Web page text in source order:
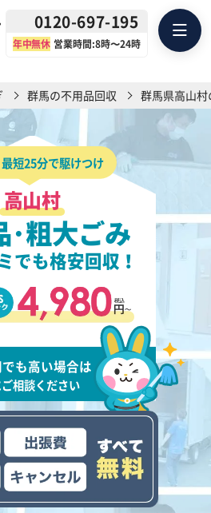
0120-697-195
年中無休 営業時間:8時〜24時
群馬の不用品回収 群馬県高山
短25分で駆けつけ
高山村
･粗大ごみ
でも格安回収！
も高い場合は
相談ください